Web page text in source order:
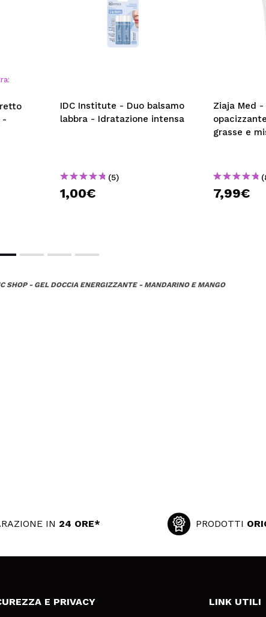
-
IDC Institute - Duo balsamo
labbra - Idratazione intensa
(5)
1,00€
Ziaja Med -
grasse e
7,99€
SHOP - GEL DOCCIA ENERGIZZANTE - MANDARINO E MANGO
IN 24 ORE* PRODOTTI
E PRIVACY LINK UTILI